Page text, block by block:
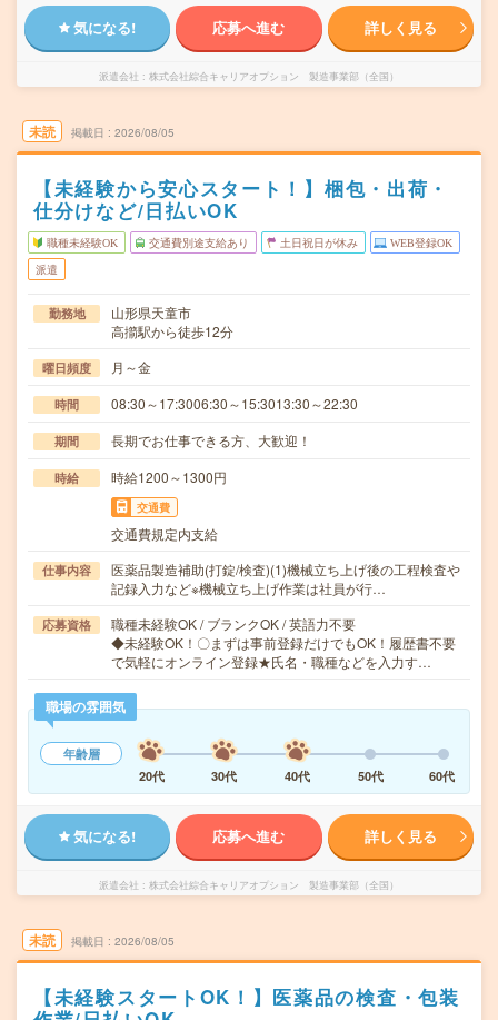
気になる! 応募へ進む 詳しく見る
派遣会社 株式会社綜合キャリアオプション 製造事業部（全国）
未読 掲載日 2026/08/05
【未経験から安心スタート！】梱包・出荷・
仕分けなど/日払いOK
職種未経験OK 交通費別途支給あり 土日祝日が休み WEB登録OK
派遣
勤務地
山形県天童市
高擶駅から徒歩12分
曜日頻度 月～金
時間 08:30～17:3006:30～15:3013:30～22:30
期間 長期でお仕事できる方、大歓迎！
時給 時給1200～1300円
交通費
交通費規定内支給
仕事内容
医薬品製造補助(打錠/検査)(1)機械立ち上げ後の工程検査や
記録入力など※機械立ち上げ作業は社員が行…
応募資格
職種未経験OK / ブランクOK / 英語力不要
◆未経験OK！〇まずは事前登録だけでもOK！履歴書不要
で気軽にオンライン登録★氏名・職種などを入力す…
職場の雰囲気
年齢層
20代
30代 40代 50代 60代
気になる! 応募へ進む 詳しく見る
派遣会社 株式会社綜合キャリアオプション 製造事業部（全国）
未読 掲載日 2026/08/05
【未経験スタートOK！】医薬品の検査・包装